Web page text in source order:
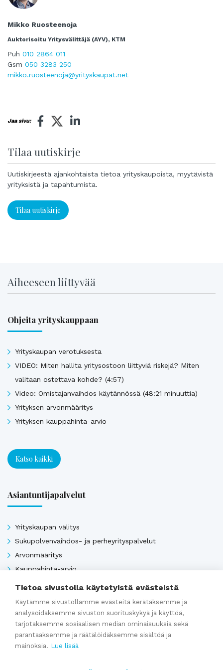
Mikko Ruosteenoja
Auktorisoitu Yritysvälittäjä (AYV), KTM
Puh 010 2864 011
Gsm 050 3283 250
mikko.ruosteenoja@yrityskaupat.net
Jaa sivu:
Tilaa uutiskirje
Uutiskirjeestä ajankohtaista tietoa yrityskaupoista, myytävistä
yrityksistä ja tapahtumista.
Tilaa uutiskirje
Aiheeseen liittyvää
Ohjeita yrityskauppaan
Yrityskaupan verotuksesta
VIDEO: Miten hallita yritysostoon liittyviä riskejä? Miten
valitaan ostettava kohde? (4:57)
Video: Omistajanvaihdos käytännössä (48:21 minuuttia)
Yrityksen arvonmääritys
Yrityksen kauppahinta-arvio
Katso kaikki
Asiantuntijapalvelut
Yrityskaupan välitys
Sukupolvenvaihdos- ja perheyrityspalvelut
Arvonmääritys
Kauppahinta-arvio
Katso kaikki
Tietoa sivustolla käytetyistä evästeistä
Käytämme sivustollamme evästeitä kerätäksemme ja
analysoidaksemme sivuston suorituskykyä ja käyttöä,
tarjotaksemme sosiaalisen median ominaisuuksia sekä
parantaaksemme ja räätälöidäksemme sisältöä ja
mainoksia. Lue lisää